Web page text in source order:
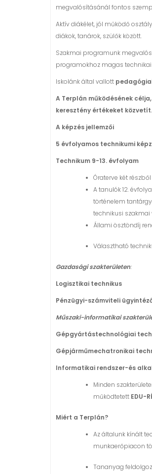
megvalósításánál fontos
Aktív diákélet, jól működő
diákok, tanárok, szülők között.
Szakmai programunk
programokhoz magas
Iskolánk által vallott
A Terplán működésének
keresztény értékeket közvetít.
A képzés jellemzői
5 évfolyamos technikumi
Technikum 9-13. évfolyam
Óraterve két
A tanulók 12.
történelem
technikusi
Állami ösztöndíj
Választható
Gazdasági szakterületen:
Logisztikai technikus
Pénzügyi-számviteli
Műszaki-informatikai
Gépgyártástechnológiai
Gépjárműmechatronikai
Informatikai rendszer-és
Minden
működtetett EDU-
Miért a Terplán?
Az általunk kínált
munkaerőpiacon
Tananyag